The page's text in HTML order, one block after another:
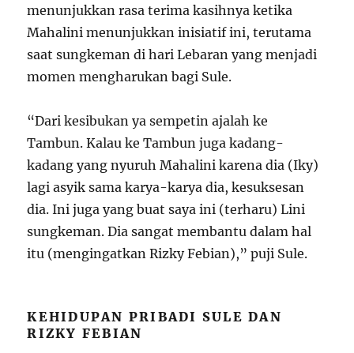
menunjukkan rasa terima kasihnya ketika
Mahalini menunjukkan inisiatif ini, terutama
saat sungkeman di hari Lebaran yang menjadi
momen mengharukan bagi Sule.
“Dari kesibukan ya sempetin ajalah ke
Tambun. Kalau ke Tambun juga kadang-
kadang yang nyuruh Mahalini karena dia (Iky)
lagi asyik sama karya-karya dia, kesuksesan
dia. Ini juga yang buat saya ini (terharu) Lini
sungkeman. Dia sangat membantu dalam hal
itu (mengingatkan Rizky Febian),” puji Sule.
KEHIDUPAN PRIBADI SULE DAN
RIZKY FEBIAN